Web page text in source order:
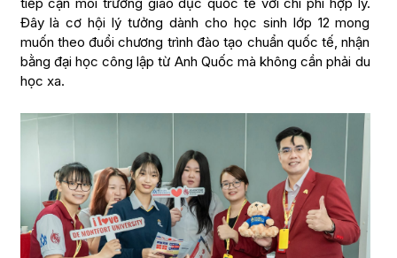
Đây là cơ hội lý tưởng dành cho học sinh lớp 12 mong
muốn theo đuổi chương trình đào tạo chuẩn quốc tế, nhận
bằng đại học công lập từ Anh Quốc mà không cần phải du
học xa.